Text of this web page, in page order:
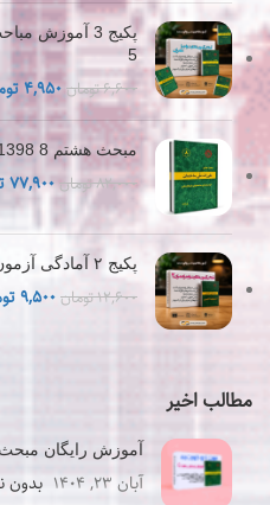
بود.
5
۶,۶۰۰تومانقیمت
اصلی
۶,۶۰۰
بود.
۴,۹۵۰
مبحث هشتم 8 1398
۸۲,۰۰۰تومانقیمت
اصلی
بود.
۷۷,۹۰۰
پکیج ۲ آمادگی آزمون نظارت واجرا عمران 1405
۱۲,۶۰۰تومانقیمت
۹,۵۰۰
مطالب اخیر
آموزش رایگان
آبان ۲۳, ۱۴۰۴ بدون